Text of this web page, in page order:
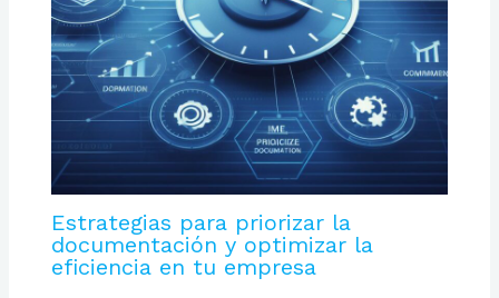
Estrategias para priorizar la
documentación y optimizar la
eficiencia en tu empresa